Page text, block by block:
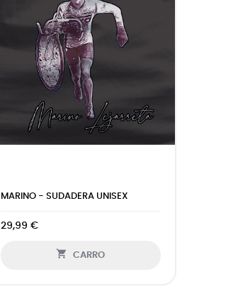
MARINO - SUDADERA UNISEX
29,99 €
 CARRO